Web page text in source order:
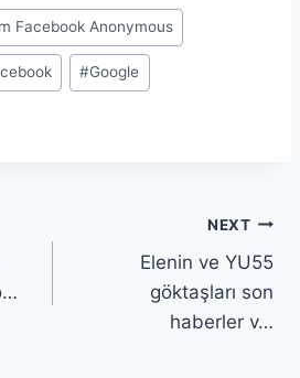
Facebook Anonymous
#Google
NEXT
Elenin ve YU55
göktaşları son
haberler v…